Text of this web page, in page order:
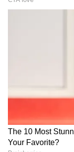
கூறுகையில்,
மற்றும்
தளமாக
ஆர்டர்கள்
மதிப்பை
கூடுதல்